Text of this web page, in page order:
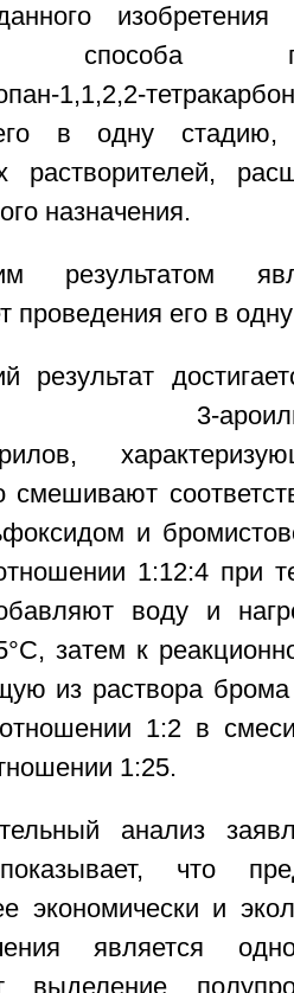
изобретения
способа
1,1,2,2-
в одну стадию,
растворителей,
назначения.
результатом
проведения его в
результат
3-
смешивают
и
1:12:4 при
воду и
затем к
из раствора
1:2 в
1:25.
анализ
что
экономически и
является
выделение